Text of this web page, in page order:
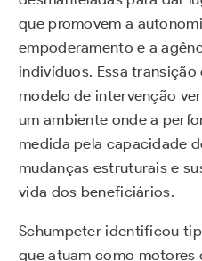
que promovem a
empoderamento e a
indivíduos. Essa transição
modelo de intervenção
um ambiente onde a
medida pela capacidade
mudanças estruturais e
vida dos beneficiários.
Schumpeter identificou
que atuam como motores